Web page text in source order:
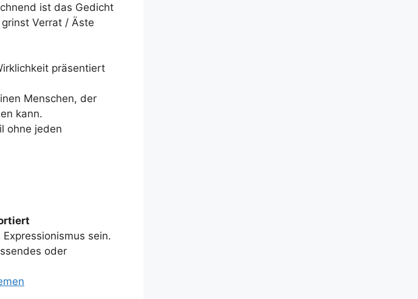
ist das Gedicht
grinst Verrat / Äste
präsentiert
Menschen, der
kann.
ohne jeden
sein.
oder